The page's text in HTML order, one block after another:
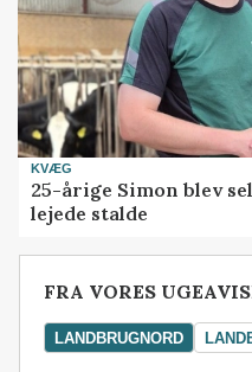
KVÆG
25-årige Simon blev
lejede stalde
FRA VORES
LANDBRUGNORD